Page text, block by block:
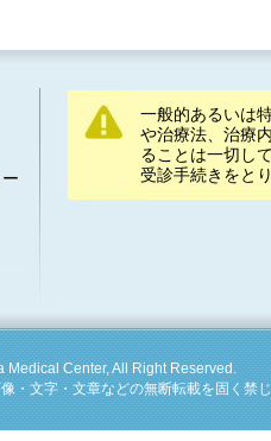
一般的あるいは
や治療法、治療
ることは一切し
受診手続きをと
Center, All Right Reserved.
・文字・文章などの無断転載を固く禁